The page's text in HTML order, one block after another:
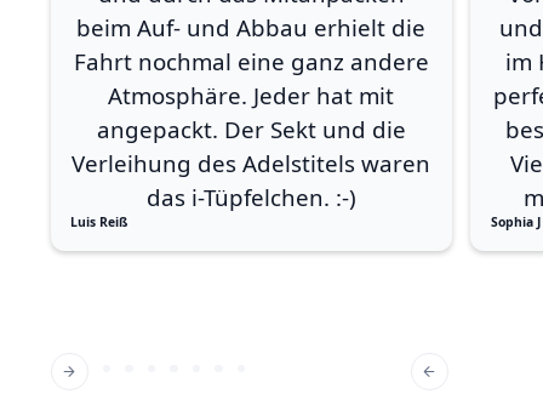
beim Auf- und Abbau erhielt die
Fahrt nochmal eine ganz andere
Atmosphäre. Jeder hat mit
angepackt. Der Sekt und die
Verleihung des Adelstitels waren
das i-Tüpfelchen. :-)
Luis Reiß
im
Sophia J